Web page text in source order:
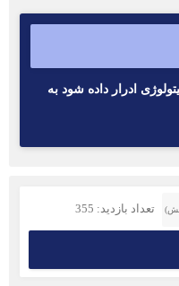
ادرار داده شود به
تعداد بازدید: 355